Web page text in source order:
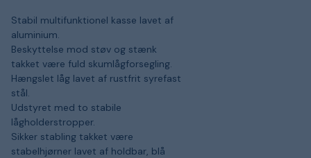
Stabil multifunktionel kasse lavet af
aluminium.
Beskyttelse mod støv og stænk
takket være fuld skumlågforsegling.
Hængslet låg lavet af rustfrit syrefast
stål.
Udstyret med to stabile
lågholderstropper.
Sikker stabling takket være
stabelhjørner lavet af holdbar, blå